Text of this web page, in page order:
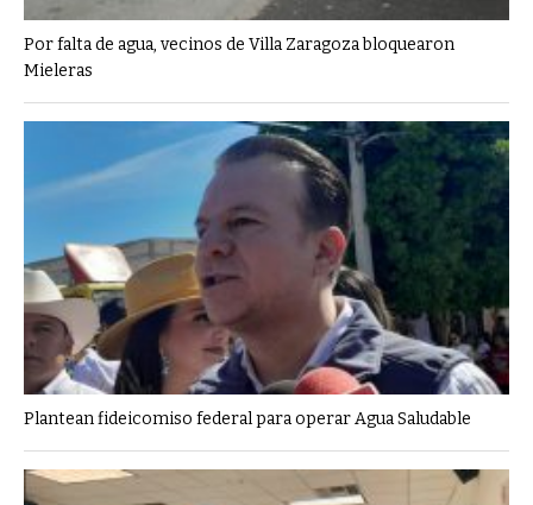
Por falta de agua, vecinos de Villa Zaragoza bloquearon
Mieleras
Plantean fideicomiso federal para operar Agua Saludable